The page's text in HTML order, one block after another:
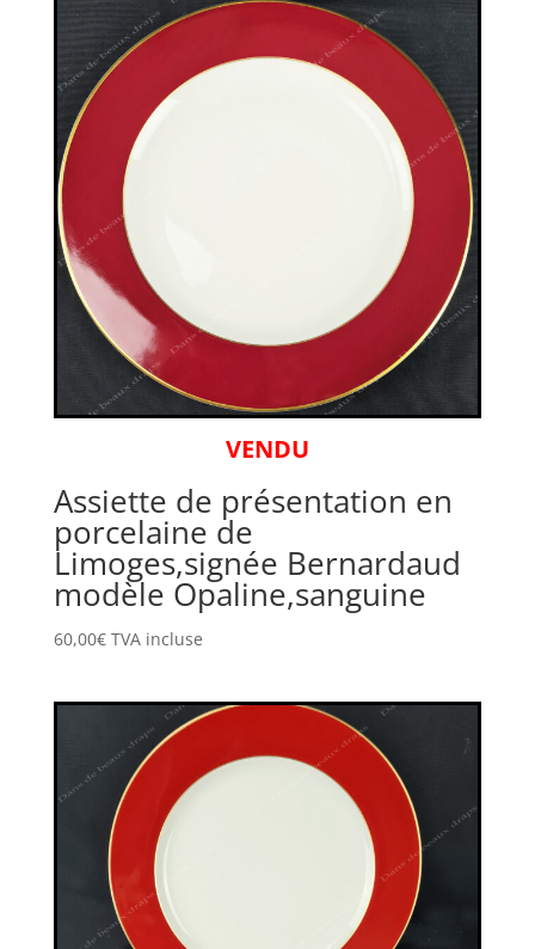
VENDU
Assiette de présentation en
porcelaine de
Limoges,signée Bernardaud
modèle Opaline,sanguine
60,00€ TVA incluse